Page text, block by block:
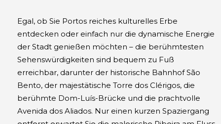
Egal, ob Sie Portos reiches kulturelles Erbe
entdecken oder einfach nur die dynamische Energie
der Stadt genießen möchten – die berühmtesten
Sehenswürdigkeiten sind bequem zu Fuß
erreichbar, darunter der historische Bahnhof São
Bento, der majestätische Torre dos Clérigos, die
berühmte Dom-Luís-Brücke und die prachtvolle
Avenida dos Aliados. Nur einen kurzen Spaziergang